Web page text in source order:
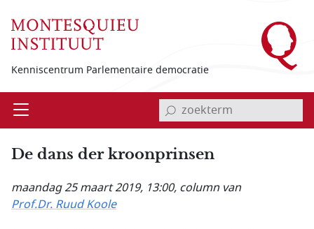
Kenniscentrum Parlementaire democratie
Open invoerveld zoekterm
De dans der kroonprinsen
maandag 25 maart 2019, 13:00, column van
Prof.Dr. Ruud Koole